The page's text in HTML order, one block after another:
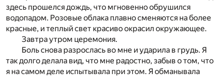
здесь прошелся дождь, что мгновенно обрушился
водопадом. Розовые облака плавно сменяются на более
красные, и теплый свет красиво окрасил окружающее.
Завтра утром церемония.
Боль снова разрослась во мне и ударила в грудь. Я
так долго делала вид, что мне радостно, забыв о том, что
я на самом деле испытывала при этом. Я обманывала